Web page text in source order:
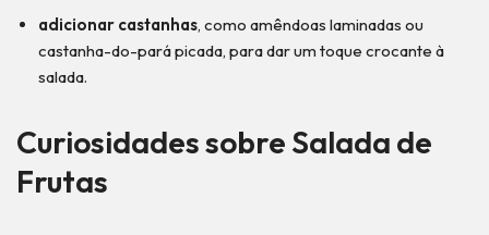
adicionar castanhas, como amêndoas laminadas ou
castanha-do-pará picada, para dar um toque crocante à
salada.
Curiosidades sobre Salada de
Frutas